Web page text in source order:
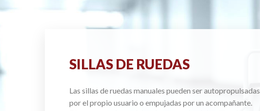
SILLAS DE RUEDAS
Las sillas de ruedas manuales pueden ser autopropulsadas
por el propio usuario o empujadas por un acompañante.